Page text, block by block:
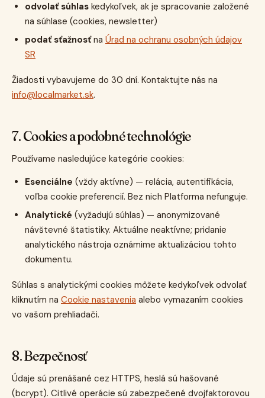
odvolať súhlas kedykoľvek, ak je spracovanie založené
na súhlase (cookies, newsletter)
podať sťažnosťna Úrad na ochranu osobných údajov
SR
Žiadosti vybavujeme do 30 dní. Kontaktujte nás na
info@localmarket.sk.
7. Cookies a podobné technológie
Používame nasledujúce kategórie cookies:
Esenciálne (vždy aktívne) — relácia, autentifikácia,
voľba cookie preferencií. Bez nich Platforma nefunguje.
Analytické (vyžadujú súhlas) — anonymizované
návštevné štatistiky. Aktuálne neaktívne; pridanie
analytického nástroja oznámime aktualizáciou tohto
dokumentu.
Súhlas s analytickými cookies môžete kedykoľvek odvolať
kliknutím na Cookie nastavenia alebo vymazaním cookies
vo vašom prehliadači.
8. Bezpečnosť
Údaje sú prenášané cez HTTPS, heslá sú hašované
(bcrypt). Citlivé operácie sú zabezpečené dvojfaktorovou